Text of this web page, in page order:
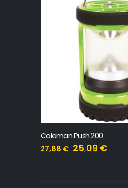
Coleman Push 200
27,88€ 25,09 €